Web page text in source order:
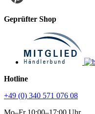
Geprüfter Shop
Hotline
+49 (0) 340 571 076 08